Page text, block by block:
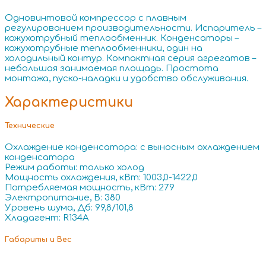
Одновинтовой компрессор с плавным
регулированием производительности. Испаритель –
кожухотрубный теплообменник. Конденсаторы –
кожухотрубные теплообменники, один на
холодильный контур. Компактная серия агрегатов –
небольшая занимаемая площадь. Простота
монтажа, пуско-наладки и удобство обслуживания.
Характеристики
Технические
Охлаждение конденсатора: с выносным охлаждением
конденсатора
Режим работы: только холод
Мощность охлаждения, кВт: 1003,0-1422,0
Потребляемая мощность, кВт: 279
Электропитание, В: 380
Уровень шума, Дб: 99,8/101,8
Хладагент: R134A
Габариты и Вес